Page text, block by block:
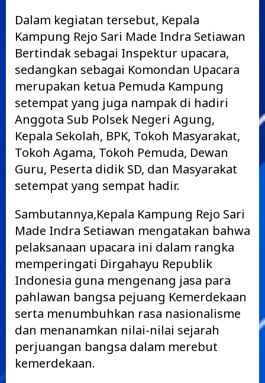
Dalam kegiatan tersebut, Kepala
Kampung Rejo Sari Made Indra Setiawan
Bertindak sebagai Inspektur upacara,
sedangkan sebagai Komondan Upacara
merupakan ketua Pemuda Kampung
setempat yang juga nampak di hadiri
Anggota Sub Polsek Negeri Agung,
Kepala Sekolah, BPK, Tokoh Masyarakat,
Tokoh Agama, Tokoh Pemuda, Dewan
Guru, Peserta didik SD, dan Masyarakat
setempat yang sempat hadir.
Sambutannya,Kepala Kampung Rejo Sari
Made Indra Setiawan mengatakan bahwa
pelaksanaan upacara ini dalam rangka
memperingati Dirgahayu Republik
Indonesia guna mengenang jasa para
pahlawan bangsa pejuang Kemerdekaan
serta menumbuhkan rasa nasionalisme
dan menanamkan nilai-nilai sejarah
perjuangan bangsa dalam merebut
kemerdekaan.